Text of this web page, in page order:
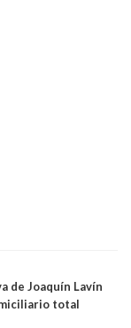
de Joaquín Lavín
total